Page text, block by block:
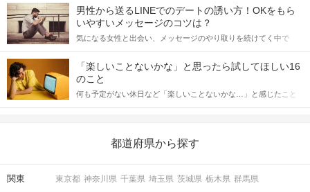
てアプローチできるかにも左右されます。 これから恋人作りを本
格的に始めようとしている方は、女性が異性を求めて出すサイン
をしっかりと理解し、正しい行動に移せるかどうかが重要。 この
記事では、女性が話しかけて欲しい時に出すサインとその心理を
合にどのような行動に繋げるべきかをご紹介していきます。
男性から送るLINEでのデートの誘い方！OKをもら
いやすいメッセージのコツは？
気になる女性と出会い、メッセージのやり取りを続けてく中で
しかし、中には「どう誘ったらいいの？」とお困りの男性もいら
っしゃるのではないでしょうか。 そこで今回は、男性から女性へ
送るLINEでのデートの誘い方のコツをご紹介します。例文も混じ
えながら解説するので、ぜひ参考にしてください。
「楽しいことないかな」と思ったら試してほしい16
のこと
何も予定がない休日など「楽しいことないかな…」と感じたこと
の楽しいことアイデアを集めました♪ いままさに楽しいことを探し
都道府県から探す
関東 東京都 神奈川県 千葉県 埼玉県 茨城県 栃木県 群馬県